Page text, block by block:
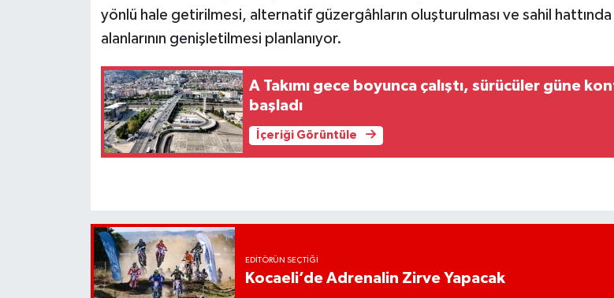
yönlü hale getirilmesi, alternatif güzergâhların oluşturulması ve sahil hattında
alanlarının genişletilmesi planlanıyor.
A Takımı gece boyunca çalıştı, sürücüler güne
başladı
İçeriği Görüntüle
EDITÖRÜN SEÇTIĞI
Kocaeli’de Adrenalin Zirve Yapacak